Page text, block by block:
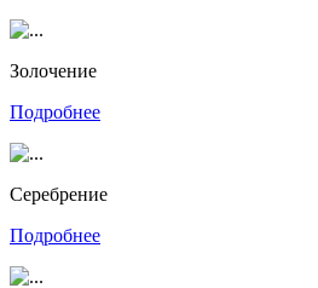
Золочение
Подробнее
Серебрение
Подробнее